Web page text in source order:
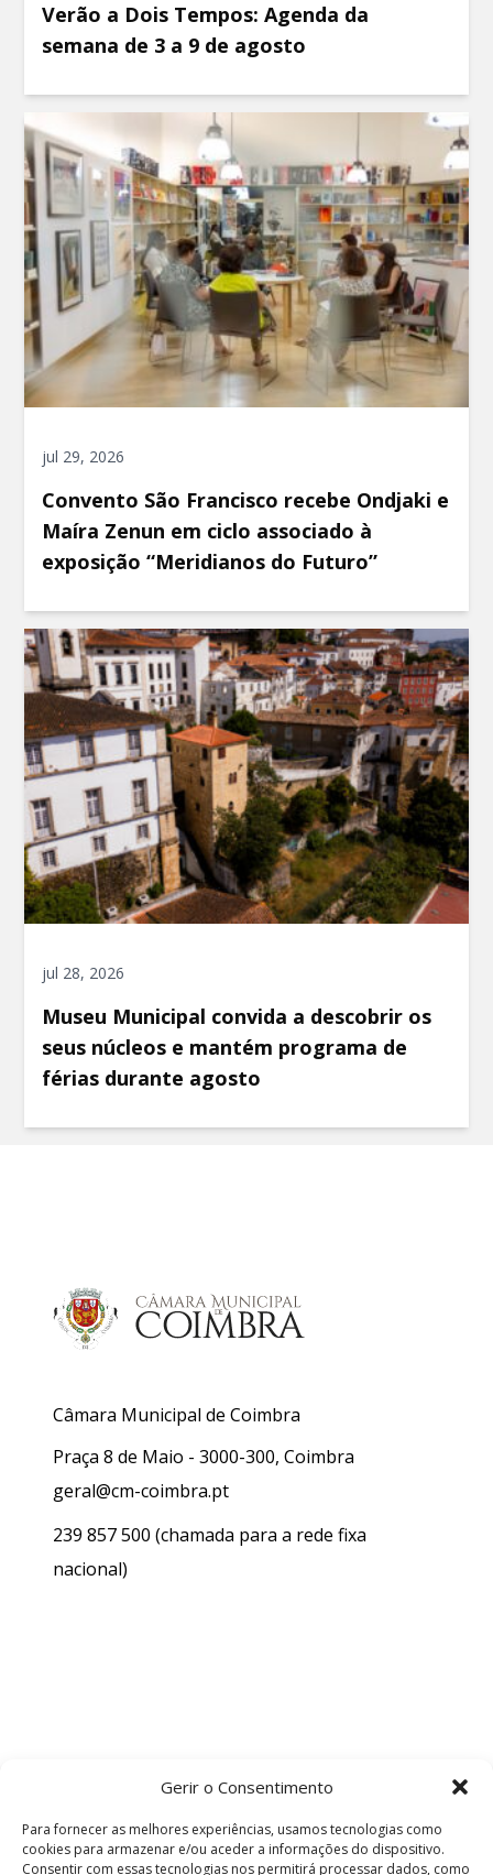
Gerir o Consentimento
Para fornecer as melhores experiências, usamos tecnologias como
cookies para armazenar e/ou aceder a informações do dispositivo.
Consentir com essas tecnologias nos permitirá processar dados, como
Verão a Dois Tempos: Agenda da
semana de 3 a 9 de agosto
jul 29, 2026
Convento São Francisco recebe Ondjaki e
Maíra Zenun em ciclo associado à
exposição “Meridianos do Futuro”
jul 28, 2026
Museu Municipal convida a descobrir os
seus núcleos e mantém programa de
férias durante agosto
Câmara Municipal de Coimbra
Praça 8 de Maio - 3000-300, Coimbra
geral@cm-coimbra.pt
239 857 500 (chamada para a rede fixa
nacional)